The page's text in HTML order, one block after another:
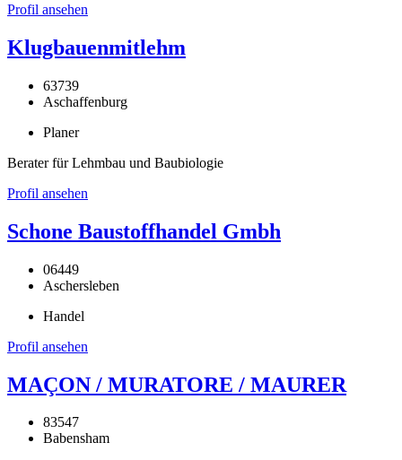
Profil ansehen
Klugbauenmitlehm
63739
Aschaffenburg
Planer
Berater für Lehmbau und Baubiologie
Profil ansehen
Schone Baustoffhandel Gmbh
06449
Aschersleben
Handel
Profil ansehen
MAÇON / MURATORE / MAURER
83547
Babensham